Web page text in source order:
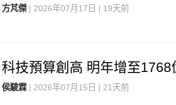
方芃傑| 2026年07月17日 | 19天前
科技預算創高 明年增至1768
侯駿霖| 2026年07月15日 | 21天前